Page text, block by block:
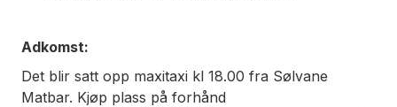
Adkomst:
Det blir satt opp maxitaxi kl 18.00 fra Sølvane
Matbar. Kjøp plass på forhånd